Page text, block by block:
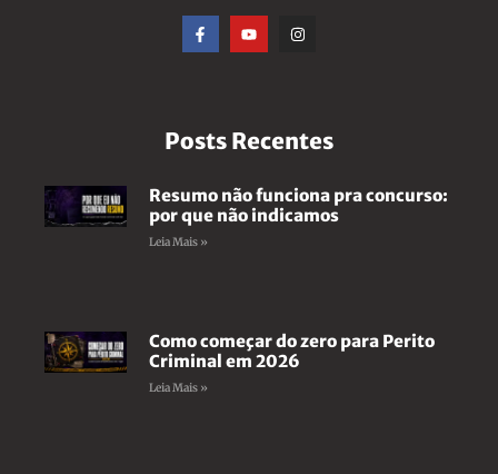
Posts Recentes
Resumo não funciona pra concurso:
por que não indicamos
Leia Mais »
Como começar do zero para Perito
Criminal em 2026
Leia Mais »